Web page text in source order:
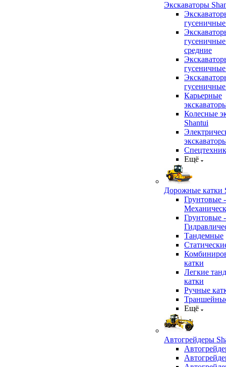
Экскаваторы
средние
Карьерные
Колесные
Shantui
Ещё
Дорожные катки
Грунтовые -
Грунтовые -
Тандемные
катки
Легкие
катки
Ручные
Ещё
Автогрейдеры